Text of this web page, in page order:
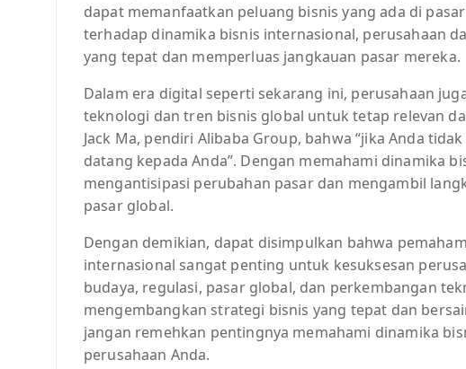
dapat memanfaatkan peluang bisnis yang ada di
terhadap dinamika bisnis internasional, perusahaan
yang tepat dan memperluas jangkauan pasar mereka.
Dalam era digital seperti sekarang ini, perusahaan
teknologi dan tren bisnis global untuk tetap relevan
Jack Ma, pendiri Alibaba Group, bahwa “jika Anda
datang kepada Anda”. Dengan memahami dinamika
mengantisipasi perubahan pasar dan mengambil
pasar global.
Dengan demikian, dapat disimpulkan bahwa
internasional sangat penting untuk kesuksesan
budaya, regulasi, pasar global, dan perkembangan
mengembangkan strategi bisnis yang tepat dan
jangan remehkan pentingnya memahami dinamika
perusahaan Anda.